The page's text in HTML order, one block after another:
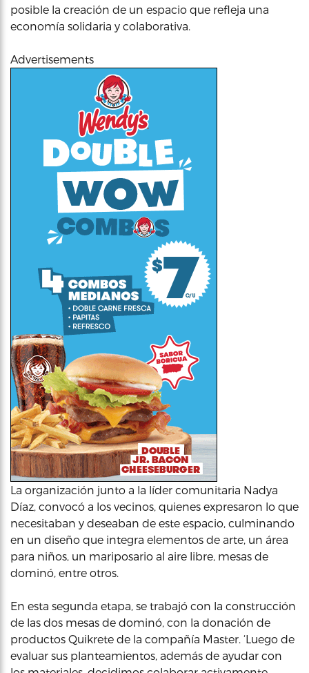
posible la creación de un espacio que refleja una
economía solidaria y colaborativa.
Advertisements
La organización junto a la líder comunitaria Nadya
Díaz, convocó a los vecinos, quienes expresaron lo que
necesitaban y deseaban de este espacio, culminando
en un diseño que integra elementos de arte, un área
para niños, un mariposario al aire libre, mesas de
dominó, entre otros.
En esta segunda etapa, se trabajó con la construcción
de las dos mesas de dominó, con la donación de
productos Quikrete de la compañía Master. ‘Luego de
evaluar sus planteamientos, además de ayudar con